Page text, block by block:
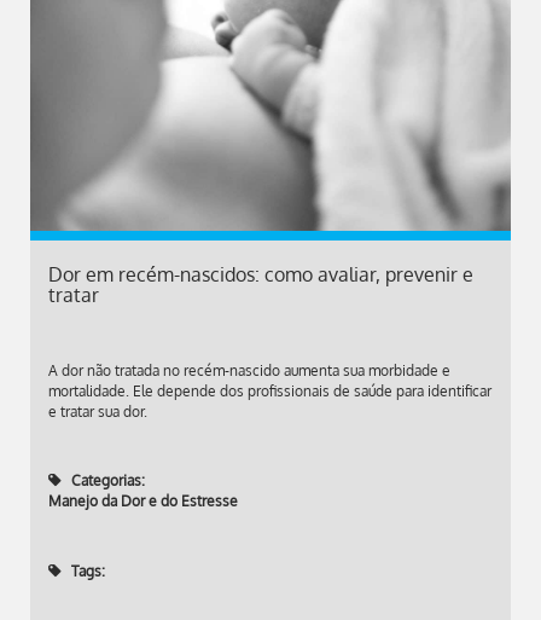
Dor em recém-nascidos: como avaliar, prevenir e
tratar
A dor não tratada no recém-nascido aumenta sua morbidade e
mortalidade. Ele depende dos profissionais de saúde para identificar
e tratar sua dor.
Categorias:
Manejo da Dor e do Estresse
Tags: